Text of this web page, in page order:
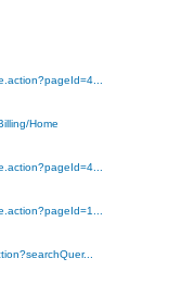
Home